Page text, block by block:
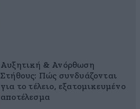
Αυξητική & Ανόρθωση
Στήθους: Πώς συνδυάζονται
για το τέλειο, εξατομικευμένο
αποτέλεσμα